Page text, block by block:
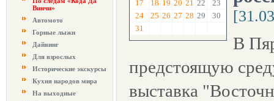
Винчи»
Автомото
Горные лыжи
Дайвинг
Для взрослых
Исторические экскурсы
Кухня народов мира
На выходные
17
18 19 20 21 22
23
24
25 26 27 28 29
30
31
В
предстоящую
выставка